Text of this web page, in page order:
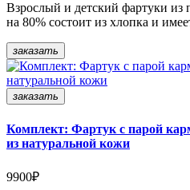
Взрослый и детский фартуки из
на 80% состоит из хлопка и
заказать
заказать
Комплект: Фартук c парой
из натуральной кожи
9900₽